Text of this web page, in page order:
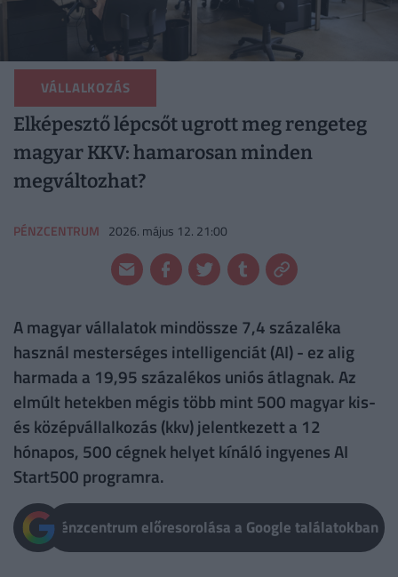
VÁLLALKOZÁS
Elképesztő lépcsőt ugrott meg rengeteg
magyar KKV: hamarosan minden
megváltozhat?
PÉNZCENTRUM 2026. május 12. 21:00
A magyar vállalatok mindössze 7,4 százaléka
használ mesterséges intelligenciát (AI) - ez alig
harmada a 19,95 százalékos uniós átlagnak. Az
elmúlt hetekben mégis több mint 500 magyar kis-
és középvállalkozás (kkv) jelentkezett a 12
hónapos, 500 cégnek helyet kínáló ingyenes AI
Start500 programra.
Pénzcentrum előresorolása a Google találatokban